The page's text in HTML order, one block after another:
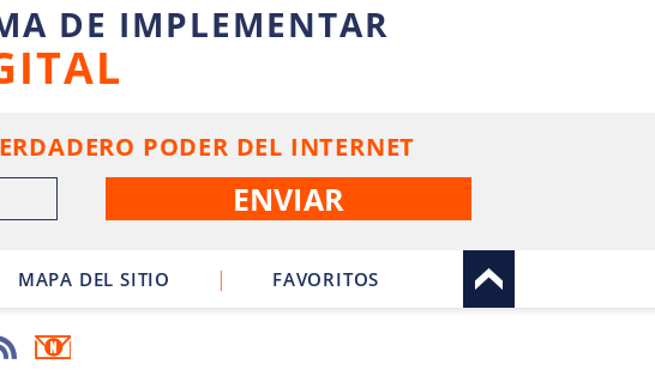
DE IMPLEMENTAR
PODER DEL INTERNET
MAPA DEL SITIO | FAVORITOS